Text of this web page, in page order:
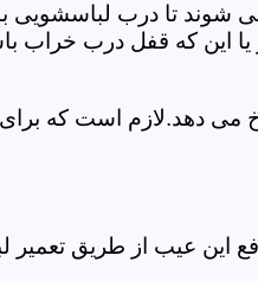
تا درب لباسشویی
این که قفل درب خراب
می دهد.لازم است که
این عیب از طریق تعمیر